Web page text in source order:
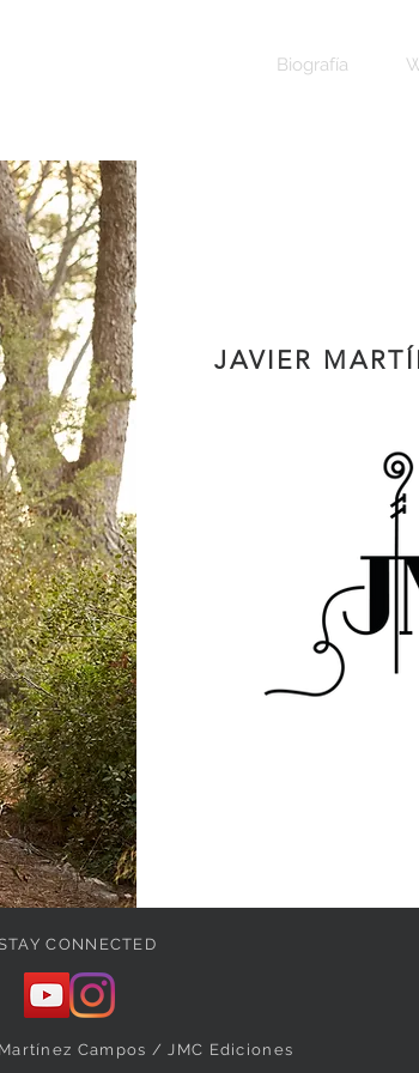
Biografía
JAVIER
CONNECTED
Campos / JMC Ediciones